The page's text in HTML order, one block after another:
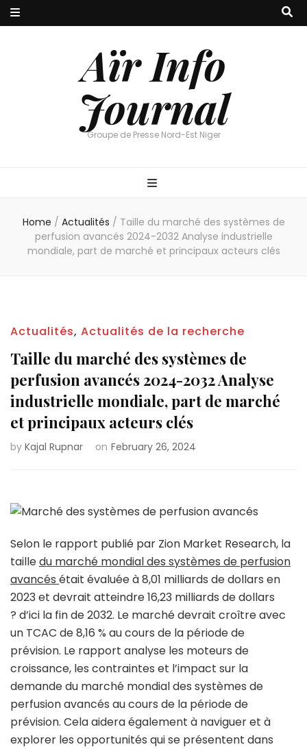
Aïr Info
Journal
Groupe de Presse Nord-Est Niger
Home / Actualités / Taille du marché des systèmes de
perfusion avancés 2024-2032 Analyse industrielle
mondiale, part de marché et principaux acteurs clés
Actualités, Actualités de la recherche
Taille du marché des systèmes de
perfusion avancés 2024-2032 Analyse
industrielle mondiale, part de marché
et principaux acteurs clés
by Kajal Rupnar on February 26, 2024
Selon le rapport publié par Zion Market Research, la
tailledu marché mondial des systèmes de perfusion
avancés était évaluée à 8,01 milliards de dollars en
2023 et devrait atteindre 16,23 milliards de dollars
? d’ici la fin de 2032. Le marché devrait croître avec
un TCAC de 8,16 % au cours de la période de
prévision. Le rapport analyse les moteurs de
croissance, les contraintes et l’impact sur la
demande du marché mondial des systèmes de
perfusion avancés au cours de la période de
prévision. Cela aidera également à naviguer et à
explorer les opportunités qui se présentent dans